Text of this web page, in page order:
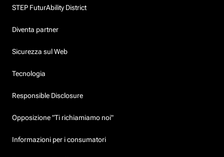
STEP FuturAbility District
Diventa partner
Sicurezza sul Web
Tecnologia
Responsible Disclosure
Opposizione "Ti richiamiamo noi"
Informazioni per i consumatori